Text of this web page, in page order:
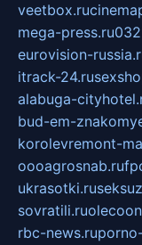
veetbox.ru
mega-press.ru
eurovision-
itrack-24.ru
alabuga-
bud-em-
korolevremont-
oooagrosnab.ru
ukrasotki.ru
sovratili.ru
rbc-news.ru